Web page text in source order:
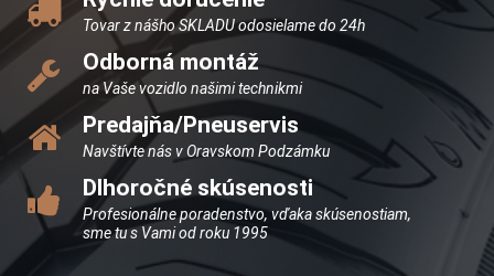
Tovar z nášho SKLADU odosielame do 24h
Odborná montáž
na Vaše vozidlo našimi technikmi
Predajňa/Pneuservis
Navštívte nás v Oravskom Podzámku
Dlhoročné skúsenosti
Profesionálne poradenstvo, vďaka skúsenostiam,
sme tu s Vami od roku 1995